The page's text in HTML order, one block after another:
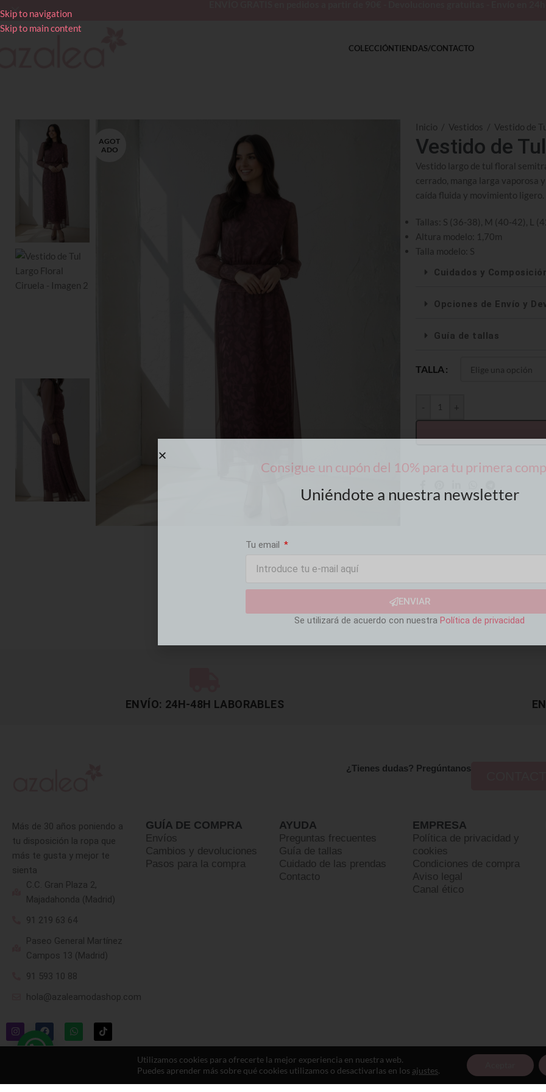
Skip to navigation
Skip to main content
COLECCIÓNTIENDAS/CONTACTO
AGOT
ADO
Inicio / Vestidos / Vestido de
Vestido de
Vestido largo de tul floral
cerrado, manga larga vaporosa
caída fluida y movimiento ligero.
Tallas: S (36-38), M (40-42), L
Altura modelo: 1,70m
Talla modelo: S
Cuidados y
Opciones de Envío y
Guía de tallas
TALLA
+
ENVÍO: 24H-48H LABORABLES
¿Tienes dudas? Pregúntanos
Más de 30 años poniendo a
tu disposición la ropa que
más te gusta y mejor te
sienta
C.C. Gran Plaza 2,
Majadahonda (Madrid)
91 219 63 64
Paseo General Martínez
Campos 13 (Madrid)
91 593 10 88
hola@azaleamodashop.com
GUÍA DE COMPRA
Envíos
Cambios y devoluciones
Pasos para la compra
AYUDA
Preguntas frecuentes
Guía de tallas
Cuidado de las prendas
Contacto
EMPRESA
Política de privacidad y
cookies
Condiciones de compra
Aviso legal
Canal ético
Utilizamos cookies para ofrecerte la mejor experiencia en nuestra web.
Puedes aprender más sobre qué cookies utilizamos o desactivarlas en los ajustes.
Consigue un cupón del 10% para tu primera
Uniéndote a nuestra newsletter
Tu email
ENVIAR
Se utilizará de acuerdo con nuestra Política de privacidad